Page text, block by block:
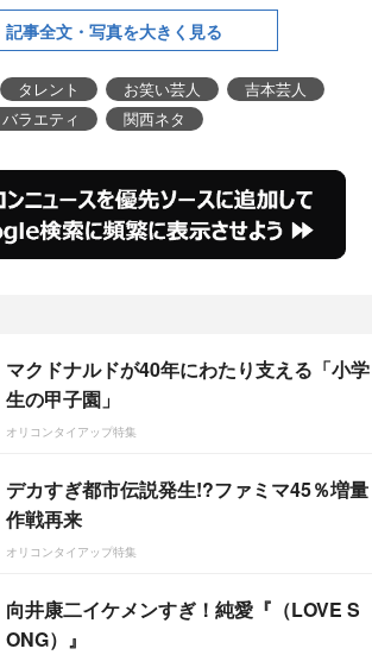
記事全文・写真を大きく見る
タレント お笑い芸人
吉本芸人
バラエティ 関西ネタ
マクドナルドが40年にわたり支える「小学
生の甲子園」
オリコンタイアップ特集
デカすぎ都市伝説発生!?ファミマ45％増量
作戦再来
オリコンタイアップ特集
向井康二イケメンすぎ！純愛『（LOVE S
ONG）』